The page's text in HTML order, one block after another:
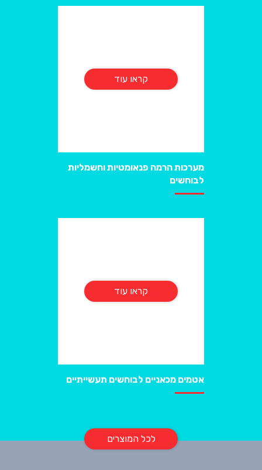
קראו עוד
מערכות הרמה פנאומטיות וחשמליות
לבוחשים
קראו עוד
אטמים מכאניים לבוחשים תעשייתיים
לכל המוצרים